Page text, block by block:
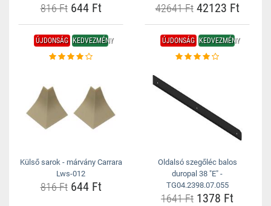
816 Ft644 Ft 42641 Ft42123 Ft
ÚJDONSÁG KEDVEZMÉNY
Külső sarok - márvány Carrara
Lws-012
816 Ft644 Ft
ÚJDONSÁG KEDVEZMÉNY
Oldalsó szegőléc balos
duropal 38 "E" -
TG04.2398.07.055
1641 Ft 1378 Ft